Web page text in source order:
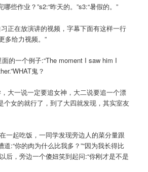
些作业？”s2:“昨天的。”s3:“暑假的。”
正在放演讲的视频，字幕下面有这样一行
多给力视频。”
的一个例子:“The moment I saw him I
鬼？
大一说一定要追女神，大二说要追一个漂
个女的就行了，到了大四就发现，其实室友
一起吃饭，一同学发现旁边人的菜分量跟
:“你的肉为什么比我多？”“因为我长得比
后，旁边一个傻妞笑到起问:“你刚才是不是